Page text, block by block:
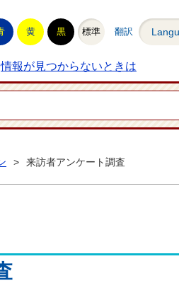
黄 黒 標準 翻訳
情報が見つからないときは
> 来訪者アンケート調査